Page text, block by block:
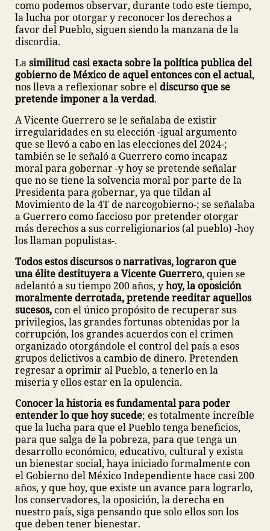
como podemos observar, durante todo este tiempo,
la lucha por otorgar y reconocer los derechos a
favor del Pueblo, siguen siendo la manzana de la
discordia.
Lasimilitud casi exacta sobre la política publica del
gobierno de México de aquel entonces con el actual,
nos lleva a reflexionar sobre el discurso que se
pretende imponer a la verdad.
A Vicente Guerrero se le señalaba de existir
irregularidades en su elección -igual argumento
que se llevó a cabo en las elecciones del 2024-;
también se le señaló a Guerrero como incapaz
moral para gobernar -y hoy se pretende señalar
que no se tiene la solvencia moral por parte de la
Presidenta para gobernar, ya que tildan al
Movimiento de la 4T de narcogobierno-; se señalaba
a Guerrero como faccioso por pretender otorgar
más derechos a sus correligionarios (al pueblo) -hoy
los llaman populistas-.
Todos estos discursos o narrativas, lograron que
una élite destituyera a Vicente Guerrero, quien se
adelantó a su tiempo 200 años, yhoy, la oposición
moralmente derrotada, pretende reeditar aquellos
sucesos, con el único propósito de recuperar sus
privilegios, las grandes fortunas obtenidas por la
corrupción, los grandes acuerdos con el crimen
organizado otorgándole el control del país a esos
grupos delictivos a cambio de dinero. Pretenden
regresar a oprimir al Pueblo, a tenerlo en la
miseria y ellos estar en la opulencia.
Conocer la historia es fundamental para poder
entender lo que hoy sucede; es totalmente increíble
que la lucha para que el Pueblo tenga beneficios,
para que salga de la pobreza, para que tenga un
desarrollo económico, educativo, cultural y exista
un bienestar social, haya iniciado formalmente con
el Gobierno del México Independiente hace casi 200
años, y que hoy, que existe un avance para lograrlo,
los conservadores, la oposición, la derecha en
nuestro país, siga pensando que solo ellos son los
que deben tener bienestar.